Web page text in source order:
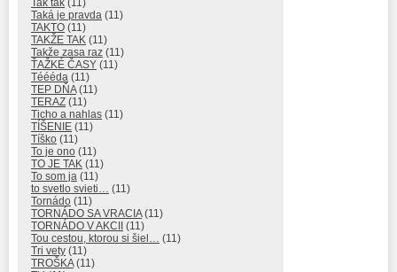
Tak tak (11)
Taká je pravda (11)
TAKTO (11)
TAKŽE TAK (11)
Takže zasa raz (11)
ŤAŽKÉ ČASY (11)
Téééda (11)
TEP DŇA(11)
TERAZ (11)
Ticho a nahlas (11)
TÍŠENIE (11)
Tíško (11)
To je ono (11)
TO JE TAK (11)
To som ja (11)
to svetlo svieti… (11)
Tornádo (11)
TORNÁDO SA VRACIA(11)
TORNÁDO V AKCII
(11)
Tou cestou, ktorou si šiel… (11)
Tri vety (11)
TROŠKA(11)